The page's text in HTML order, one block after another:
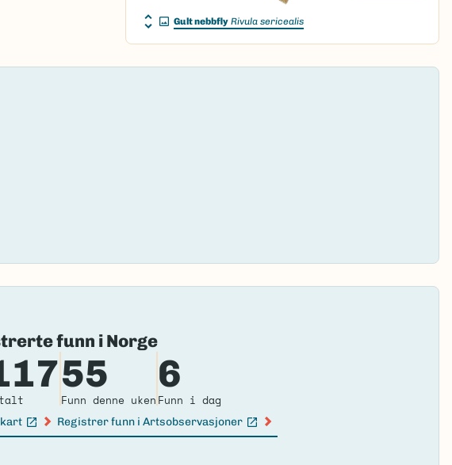
Gult nebbfly Rivula sericealis
funn i Norge
55
Funn denne uken
6
Funn i dag
Registrer funn i Artsobservasjoner
(Ekstern lenke)